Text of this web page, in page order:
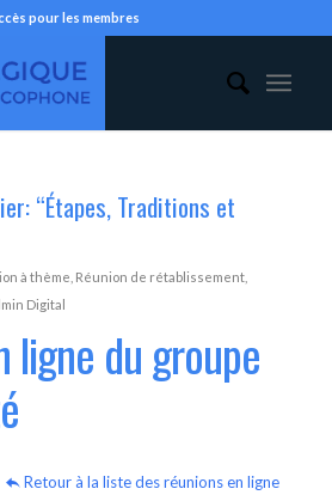
pour les membres
“Étapes, Traditions et
à thème Réunion de rétablissement,
Digital
ligne du groupe
Retour à la liste des réunions en ligne